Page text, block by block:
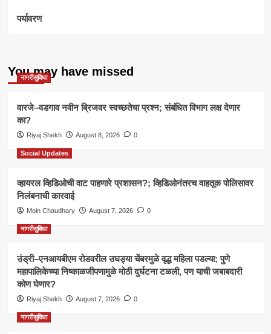
पर्यावरण
You may have missed
नागरीसुविधा
वारजे–वडगाव नवीन ब्रिजवर स्वच्छतेचा प्रश्न; संबंधित विभाग लक्ष देणार
का?
Riyaj Shekh August 8, 2026 0
Social Updates
व्हायरल व्हिडिओची वाट पाहणारे प्रशासन?; व्हिडिओनंतरच वाहतूक पोलिसावर
निलंबनाची कारवाई
Moin Chaudhary August 7, 2026 0
नागरीसुविधा
उंड्री–एनआयबीएम रोडवरील उघड्या चेंबरमुळे वृद्ध महिला पडल्या; पुणे
महापालिकेच्या निष्काळजीपणामुळे मोठी दुर्घटना टळली, पण याची जबाबदारी
कोण घेणार?
Riyaj Shekh August 7, 2026 0
नागरीसुविधा